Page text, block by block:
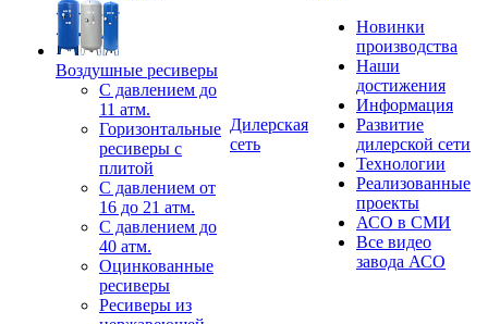
Воздушные ресиверы
С давлением до
11 атм.
Горизонтальные
ресиверы с
плитой
С давлением от
16 до 21 атм.
С давлением до
40 атм.
Оцинкованные
ресиверы
Ресиверы из
Дилерская
сеть
Новинки
производства
Наши
достижения
Информация
Развитие
дилерской сети
Технологии
Реализованные
проекты
АСО в СМИ
Все видео
завода АСО